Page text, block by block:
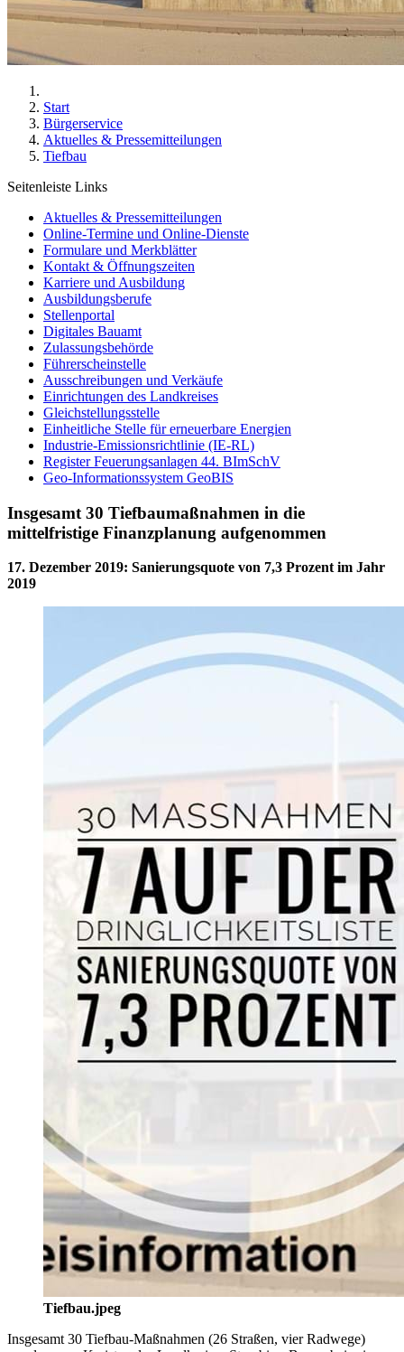
Start
Bürgerservice
Aktuelles & Pressemitteilungen
Tiefbau
Seitenleiste Links
Aktuelles & Pressemitteilungen
Online-Termine und Online-Dienste
Formulare und Merkblätter
Kontakt & Öffnungszeiten
Karriere und Ausbildung
Ausbildungsberufe
Stellenportal
Digitales Bauamt
Zulassungsbehörde
Führerscheinstelle
Ausschreibungen und Verkäufe
Einrichtungen des Landkreises
Gleichstellungsstelle
Einheitliche Stelle für erneuerbare Energien
Industrie-Emissionsrichtlinie (IE-RL)
Register Feuerungsanlagen 44. BImSchV
Geo-Informationssystem GeoBIS
Insgesamt 30 Tiefbaumaßnahmen in die
mittelfristige Finanzplanung aufgenommen
17. Dezember 2019: Sanierungsquote von 7,3 Prozent im Jahr
2019
Tiefbau.jpeg
Insgesamt 30 Tiefbau-Maßnahmen (26 Straßen, vier Radwege)